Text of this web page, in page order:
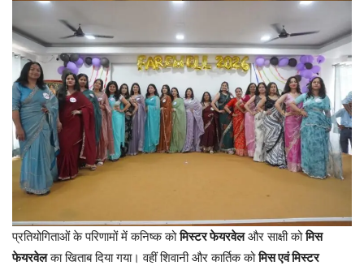
प्रतियोगिताओं के परिणामों में कनिष्क कोमिस्टर फेयरवेलऔर साक्षी कोमिस
फेयरवेलका खिताब दिया गया। वहीं शिवानी और कार्तिक कोमिस एवं मिस्टर